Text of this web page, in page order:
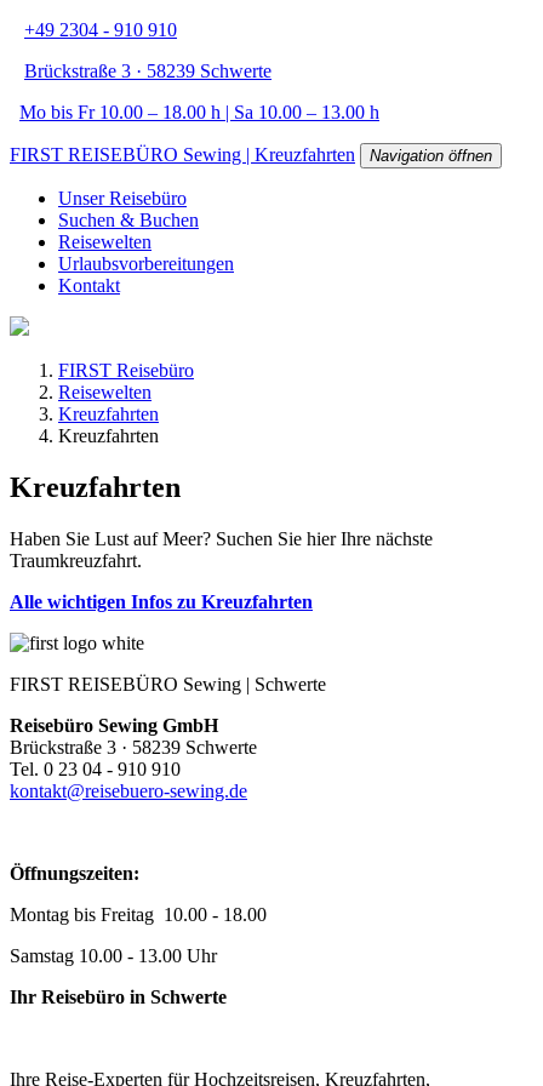
+49 2304 - 910 910
Brückstraße 3 · 58239 Schwerte
Mo bis Fr 10.00 – 18.00 h | Sa 10.00 – 13.00 h
FIRST REISEBÜRO Sewing | Kreuzfahrten Navigation öffnen
Unser Reisebüro
Suchen & Buchen
Reisewelten
Urlaubsvorbereitungen
Kontakt
FIRST Reisebüro
Reisewelten
Kreuzfahrten
Kreuzfahrten
Kreuzfahrten
Haben Sie Lust auf Meer? Suchen Sie hier Ihre nächste
Traumkreuzfahrt.
Alle wichtigen Infos zu Kreuzfahrten
FIRST REISEBÜRO Sewing | Schwerte
Reisebüro Sewing GmbH
Brückstraße 3 · 58239 Schwerte
Tel. 0 23 04 - 910 910
kontakt@reisebuero-sewing.de
Öffnungszeiten:
Montag bis Freitag 10.00 - 18.00
Samstag 10.00 - 13.00 Uhr
Ihr Reisebüro in Schwerte
Ihre Reise-Experten für Hochzeitsreisen, Kreuzfahrten,